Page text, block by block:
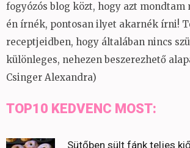
fogyózós blog közt, hogy azt mondtam
én írnék, pontosan ilyet akarnék írni!
receptjeidben, hogy általában nincs
különleges, nehezen beszerezhető
Csinger Alexandra)
TOP10 KEDVENC MOST:
Sütőben sült fánk teljes